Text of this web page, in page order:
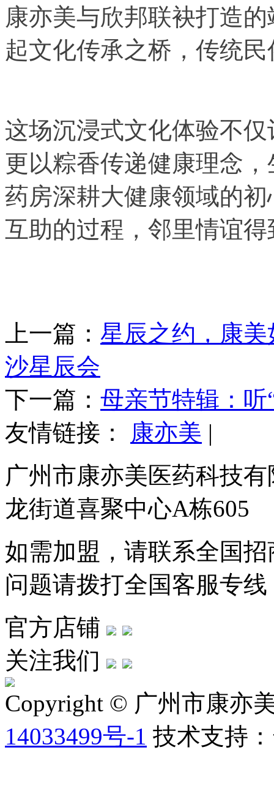
康亦美与欣邦联袂打造
起文化传承之桥，传统
这场沉浸式文化体验不
更以粽香传递健康理念
药房深耕大健康领域的
互助的过程，邻里情谊
上一篇： 星辰之约，康
沙星辰会
下一篇： 母亲节特辑：听
友情链接：
康亦美 |
广州市康亦美医药科技
龙街道喜聚中心A栋605
如需加盟，请联系全国招
问题请拨打全国客服专线
官方店铺
关注我们
Copyright © 广州市康亦
14033499号-1 技术支持